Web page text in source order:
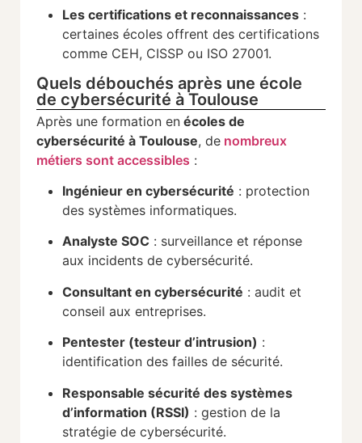
Les certifications et reconnaissances :
certaines écoles offrent des certifications
comme CEH, CISSP ou ISO 27001.
Quels débouchés après une école
de cybersécurité à Toulouse
Après une formation en écoles de
cybersécurité à Toulouse, de nombreux
métiers sont accessibles :
Ingénieur en cybersécurité : protection
des systèmes informatiques.
Analyste SOC : surveillance et réponse
aux incidents de cybersécurité.
Consultant en cybersécurité : audit et
conseil aux entreprises.
Pentester (testeur d’intrusion) :
identification des failles de sécurité.
Responsable sécurité des systèmes
d’information (RSSI) : gestion de la
stratégie de cybersécurité.